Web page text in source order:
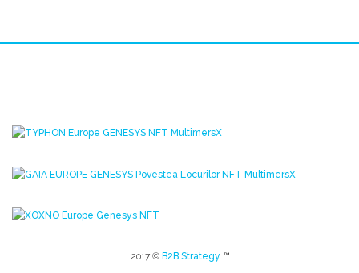
2017 © B2B Strategy ™